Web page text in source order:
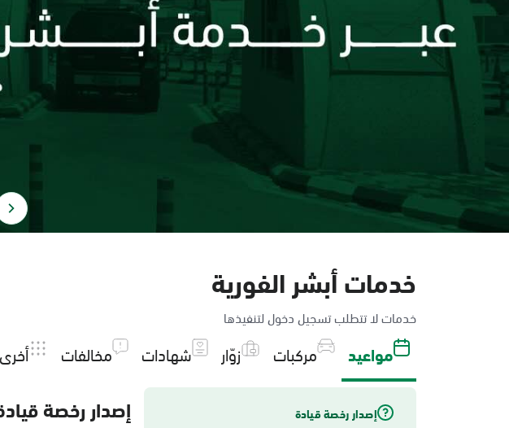
خدمات أبشر الفورية
خدمات لا تتطلب تسجيل دخول لتنفيذها
مواعيد مركبات زوّار شهادات مخالفات أخرى
إصدار رخصة قيادة إصدار رخصة